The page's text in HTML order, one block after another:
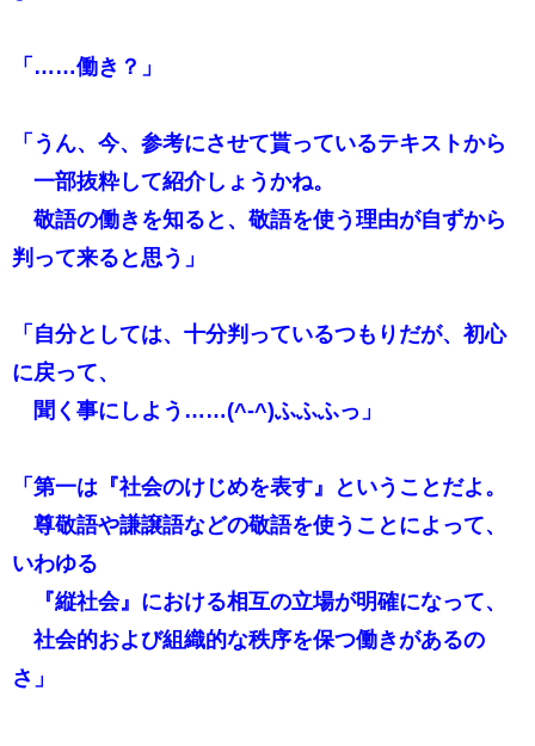
「……働き？」
「うん、今、参考にさせて貰っているテキストから
一部抜粋して紹介しょうかね。
敬語の働きを知ると、敬語を使う理由が自ずから
判って来ると思う」
「自分としては、十分判っているつもりだが、初心
に戻って、
聞く事にしよう……(^-^)ふふふっ」
「第一は『社会のけじめを表す』ということだよ。
尊敬語や謙譲語などの敬語を使うことによって、
いわゆる
『縦社会』における相互の立場が明確になって、
社会的および組織的な秩序を保つ働きがあるの
さ」